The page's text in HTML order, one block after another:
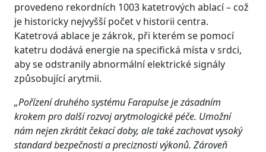
provedeno rekordních 1003 katetrových ablací – což
je historicky nejvyšší počet v historii centra.
Katetrová ablace je zákrok, při kterém se pomocí
katetru dodává energie na specifická místa v srdci,
aby se odstranily abnormální elektrické signály
způsobující arytmii.
„Pořízení druhého systému Farapulse je zásadním
krokem pro další rozvoj arytmologické péče. Umožní
nám nejen zkrátit čekací doby, ale také zachovat vysoký
standard bezpečnosti a preciznosti výkonů. Zároveň